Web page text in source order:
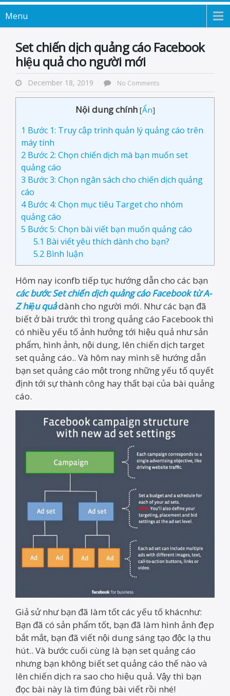
Menu
Set chiến dịch quảng cáo Facebook
hiệu quả cho người mới
December 18, 2019 No Comments
Nội dung chính [Ẩn]
1 Bước 1: Truy cập trình quản lý quảng cáo trên
máy tính
2 Bước 2: Chọn chiến dịch mà bạn muốn set
quảng cáo
3 Bước 3: Chọn ngân sách cho chiến dịch quảng
cáo
4Bước 4: Chọn mục tiêu Target cho nhóm
quảng cáo
5 Bước 5: Chọn bài viết bạn muốn quảng cáo
5.1 Bài viết yêu thích dành cho bạn?
5.2 Bình luận
Hôm nay iconfb tiếp tục hướng dẫn cho các bạn
các bước Set chiến dịch quảng cáo Facebook từ A-
Z hiệu quảdành cho người mới. Như các bạn đã
biết ở bài trước thì trong quảng cáo Facebook thì
có nhiều yếu tố ảnh hưởng tới hiệu quả như sản
phẩm, hình ảnh, nội dung, lên chiến dịch target
set quảng cáo.. Và hôm nay mình sẽ hướng dẫn
bạn set quảng cáo một trong những yếu tố quyết
định tới sự thành công hay thất bại của bài quảng
cáo.
Giả sử như bạn đã làm tốt các yếu tố khácnhư:
Bạn đã có sản phẩm tốt, bạn đã làm hình ảnh đẹp
bắt mắt, bạn đã viết nội dung sáng tạo độc lạ thu
hút.. Và bước cuối cùng là bạn set quảng cáo
nhưng bạn không biết set quảng cáo thế nào và
lên chiến dịch ra sao cho hiệu quả. Vậy thì bạn
đọc bài này là tìm đúng bài viết rồi nhé!